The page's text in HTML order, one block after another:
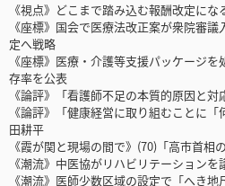
《視点》どこまで踏み込む報酬改定にな
《座標》国会で医療法改正案が衆院審
定へ戦略
《座標》医療・介護等支援パッケージ
存率を公表
《論評》「看護師不足の本質的原因と対
《論評》「健康経営に取り組むことに
田耕平
《霞が関と現場の間で》(70)「高市首相
《潮流》中医協がリハビリテーションを
《潮流》医師少数区域の設定で「へき地